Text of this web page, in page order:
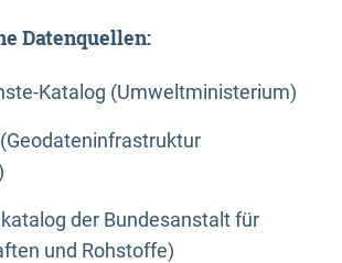
Datenquellen:
Katalog (Umweltministerium)
der Bundesanstalt für
und Rohstoffe)